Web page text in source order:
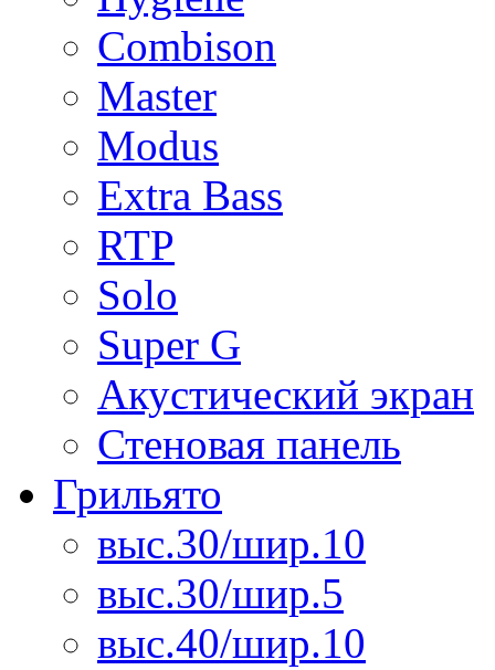
Combison
Master
Modus
Extra Bass
RTP
Solo
Super G
Акустический экран
Стеновая панель
Грильято
выс.30/шир.10
выс.30/шир.5
выс.40/шир.10